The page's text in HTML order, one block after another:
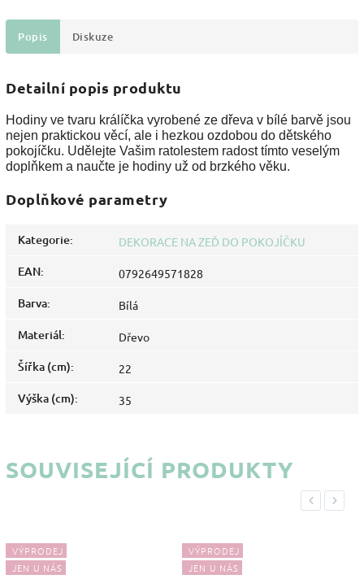
Popis Diskuze
Detailní popis produktu
Hodiny ve tvaru králíčka vyrobené ze dřeva v bílé barvě jsou
nejen praktickou věcí, ale i hezkou ozdobou do dětského
pokojíčku. Udělejte Vašim ratolestem radost tímto veselým
doplňkem a naučte je hodiny už od brzkého věku.
Doplňkové parametry
Kategorie: DEKORACE NA ZEĎ DO POKOJÍČKU
EAN: 0792649571828
Barva: Bílá
Materiál: Dřevo
Šířka (cm): 22
Výška (cm): 35
SOUVISEJÍCÍ PRODUKTY
Previous
VÝPRODEJ
JEN U NÁS
VÝPRODEJ
JEN U NÁS
Next